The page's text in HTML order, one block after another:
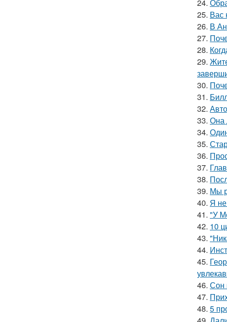
24.
25. Вас
26. В
27.
28.
29.
30.
31.
32.
33. Она
34.
35.
36.
37.
38.
39. Мы
40. Я
41. "У
42. 10
43.
44.
45.
46. Сон
47.
48. 5